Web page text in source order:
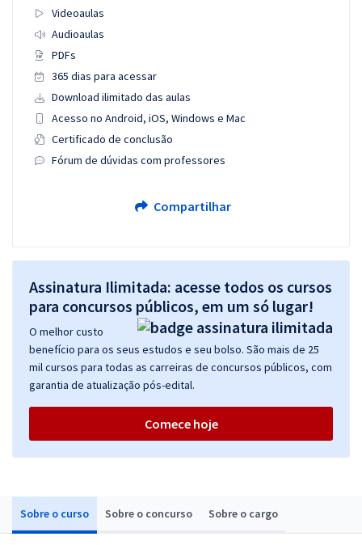
Sobre o curso Sobre o concurso Sobre o cargo
Videoaulas
Audioaulas
PDFs
365 dias para acessar
Download ilimitado das aulas
Acesso no Android, iOS, Windows e Mac
Certificado de conclusão
Fórum de dúvidas com professores
Compartilhar
Assinatura Ilimitada: acesse todos os cursos
para concursos públicos, em um só lugar!
O melhor custo
benefício para os seus estudos e seu bolso. São mais de 25
mil cursos para todas as carreiras de concursos públicos, com
garantia de atualização pós-edital.
Comece hoje